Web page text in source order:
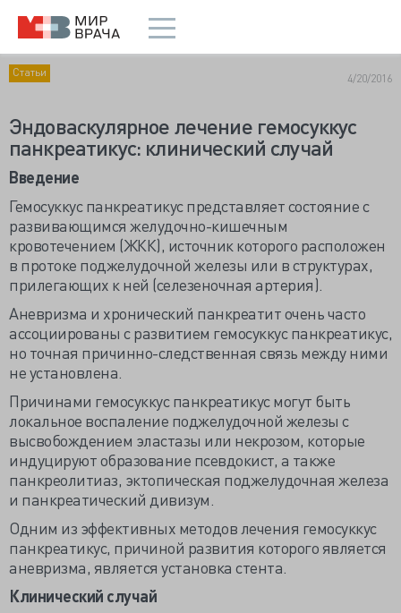
Статьи 4/20/2016
Эндоваскулярное лечение гемосуккус
панкреатикус: клинический случай
Введение
Гемосуккус панкреатикус представляет состояние с
развивающимся желудочно-кишечным
кровотечением (ЖКК), источник которого расположен
в протоке поджелудочной железы или в структурах,
прилегающих к ней (селезеночная артерия).
Аневризма и хронический панкреатит очень часто
ассоциированы с развитием гемосуккус панкреатикус,
но точная причинно-следственная связь между ними
не установлена.
Причинами гемосуккус панкреатикус могут быть
локальное воспаление поджелудочной железы с
высвобождением эластазы или некрозом, которые
индуцируют образование псевдокист, а также
панкреолитиаз, эктопическая поджелудочная железа
и панкреатический дивизум.
Одним из эффективных методов лечения гемосуккус
панкреатикус, причиной развития которого является
аневризма, является установка стента.
Клинический случай